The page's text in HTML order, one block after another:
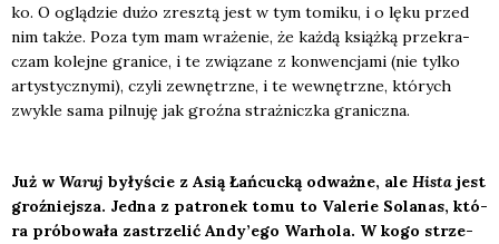
ko. O oglą­dzie dużo zresz­tą jest w tym tomi­ku, i o lęku przed
nim tak­że. Poza tym mam wra­że­nie, że każ­dą książ­ką prze­kra­
czam kolej­ne gra­ni­ce, i te zwią­za­ne z kon­wen­cja­mi (nie tyl­ko
arty­stycz­ny­mi), czy­li zewnętrz­ne, i te wewnętrz­ne, któ­rych
zwy­kle sama pil­nu­ję jak groź­na straż­nicz­ka gra­nicz­na.
Już wWaruj były­ście z Asią Łań­cuc­ką odważ­ne, ale Hista jest
groź­niej­sza. Jed­na z patro­nek tomu to Vale­rie Sola­nas, któ­
ra pró­bo­wa­ła zastrze­lić Andy’ego War­ho­la. W kogo strze­